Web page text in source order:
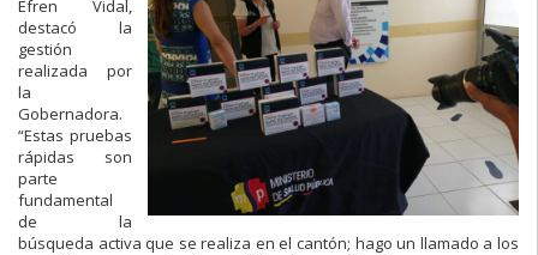
Efren Vidal,
destacó la
gestión
realizada por
la
Gobernadora.
“Estas pruebas
rápidas son
parte
fundamental
de la
búsqueda activa que se realiza en el cantón; hago un llamado a los